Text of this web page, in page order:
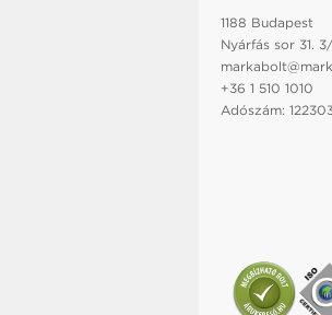
1188 Budapest
Nyárfás sor 31.
+36 1 510 1010
Adószám: